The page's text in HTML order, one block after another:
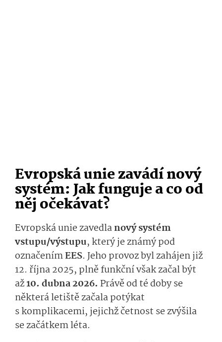
Evropská unie zavádí nový
systém: Jak funguje a co od
něj očekávat?
Evropská unie zavedlanový systém
vstupu/výstupu, který je známý pod
označenímEES. Jeho provoz byl zahájen již
12. října 2025, plně funkční však začal být
až10. dubna 2026. Právě od té doby se
některá letiště začala potýkat
s komplikacemi, jejichž četnost se zvýšila
se začátkem léta.